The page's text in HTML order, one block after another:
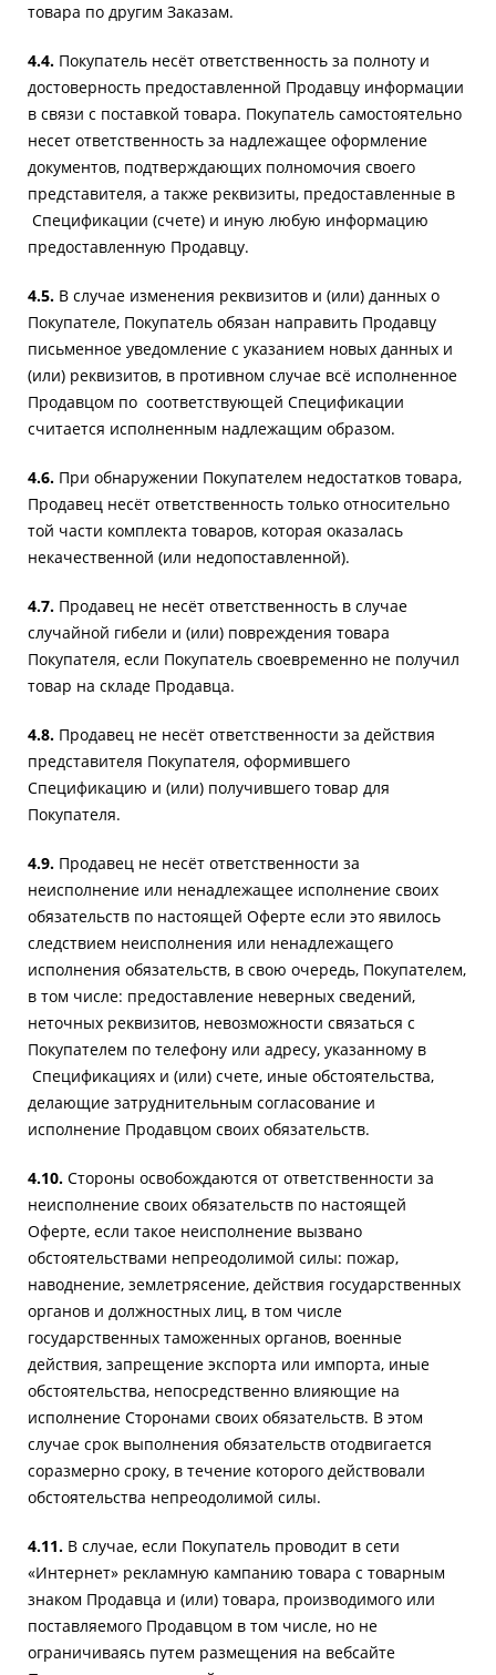
товара по другим Заказам.
4.4. Покупатель несёт ответственность за полноту и
достоверность предоставленной Продавцу информации
в связи с поставкой товара. Покупатель самостоятельно
несет ответственность за надлежащее оформление
документов, подтверждающих полномочия своего
представителя, а также реквизиты, предоставленные в
Спецификации (счете) и иную любую информацию
предоставленную Продавцу.
4.5. В случае изменения реквизитов и (или) данных о
Покупателе, Покупатель обязан направить Продавцу
письменное уведомление с указанием новых данных и
(или) реквизитов, в противном случае всё исполненное
Продавцом по соответствующей Спецификации
считается исполненным надлежащим образом.
4.6. При обнаружении Покупателем недостатков товара,
Продавец несёт ответственность только относительно
той части комплекта товаров, которая оказалась
некачественной (или недопоставленной).
4.7. Продавец не несёт ответственность в случае
случайной гибели и (или) повреждения товара
Покупателя, если Покупатель своевременно не получил
товар на складе Продавца.
4.8. Продавец не несёт ответственности за действия
представителя Покупателя, оформившего
Спецификацию и (или) получившего товар для
Покупателя.
4.9. Продавец не несёт ответственности за
неисполнение или ненадлежащее исполнение своих
обязательств по настоящей Оферте если это явилось
следствием неисполнения или ненадлежащего
исполнения обязательств, в свою очередь, Покупателем,
в том числе: предоставление неверных сведений,
неточных реквизитов, невозможности связаться с
Покупателем по телефону или адресу, указанному в
Спецификациях и (или) счете, иные обстоятельства,
делающие затруднительным согласование и
исполнение Продавцом своих обязательств.
4.10. Стороны освобождаются от ответственности за
неисполнение своих обязательств по настоящей
Оферте, если такое неисполнение вызвано
обстоятельствами непреодолимой силы: пожар,
наводнение, землетрясение, действия государственных
органов и должностных лиц, в том числе
государственных таможенных органов, военные
действия, запрещение экспорта или импорта, иные
обстоятельства, непосредственно влияющие на
исполнение Сторонами своих обязательств. В этом
случае срок выполнения обязательств отодвигается
соразмерно сроку, в течение которого действовали
обстоятельства непреодолимой силы.
4.11. В случае, если Покупатель проводит в сети
«Интернет» рекламную кампанию товара с товарным
знаком Продавца и (или) товара, производимого или
поставляемого Продавцом в том числе, но не
ограничиваясь путем размещения на вебсайте